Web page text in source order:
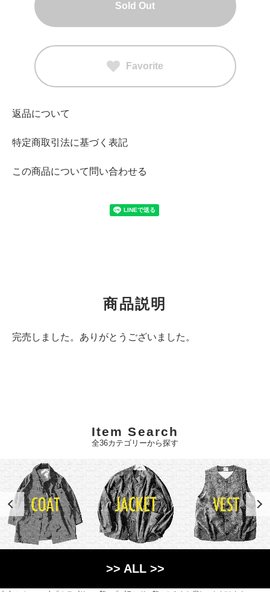
Sold Out
Favorite
返品について
特定商取引法に基づく表記
この商品について問い合わせる
商品説明
完売しました。ありがとうございました。
Item Search
全36カテゴリーから探す
>> ALL >>